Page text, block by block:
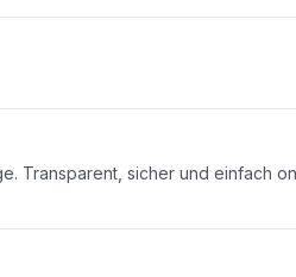
Transparent, sicher und einfach